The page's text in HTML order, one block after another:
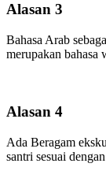
Alasan 3
Bahasa Arab
merupakan bahasa
Alasan 4
Ada Beragam
santri sesuai